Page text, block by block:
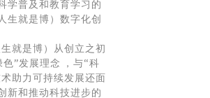
学普及和教育学习的
生就是博）数字化创
生就是博）从创立之初
”发展理念，与“科
术助力可持续发展还面
新和推动科技进步的